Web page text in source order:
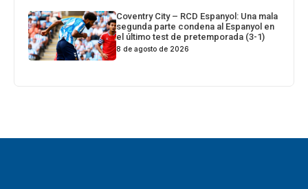
Coventry City – RCD Espanyol: Una mala
segunda parte condena al Espanyol en
el último test de pretemporada (3-1)
8 de agosto de 2026